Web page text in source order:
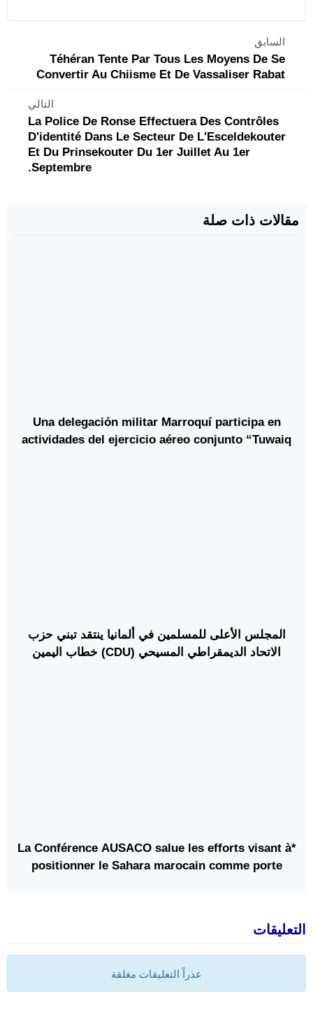
السابق
Téhéran Tente Par Tous Les Moyens De Se
Convertir Au Chiisme Et De Vassaliser Rabat
التالي
La Police De Ronse Effectuera Des Contrôles
D'identité Dans Le Secteur De L'Esceldekouter
Et Du Prinsekouter Du 1er Juillet Au 1er
Septembre.
مقالات ذات صلة
Una delegación militar Marroquí participa en
actividades del ejercicio aéreo conjunto “Tuwaiq
المجلس الأعلى للمسلمين في ألمانيا ينتقد تبني حزب
الاتحاد الديمقراطي المسيحي (CDU) خطاب اليمين
*La Conférence AUSACO salue les efforts visant à
positionner le Sahara marocain comme porte
التعليقات
عذراً التعليقات مغلقة